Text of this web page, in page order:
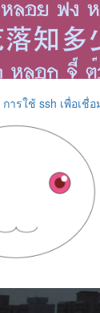
การใช้ ssh เพื่อเชื่